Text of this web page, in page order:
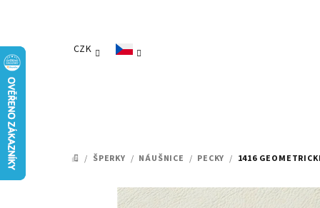
CZK
DOMŮ
/ ŠPERKY / NÁUŠNICE / PECKY / 1416